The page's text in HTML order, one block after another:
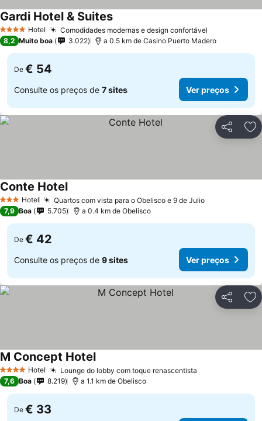
4 EstrelasHotel Comodidades modernas e design confortável
Gardi Hotel & Suites
8,2 Muito boa 3.022 a 0.5 km de Casino Puerto Madero
De € 54
Consulte os preços de 7 sites Ver preços
Partilhar
3 EstrelasHotel Quartos com vista para o Obelisco e 9 de Julio
Conte Hotel
7,9 Boa 5.705 a 0.4 km de Obelisco
De € 42
Consulte os preços de 9 sites Ver preços
Partilhar
4 EstrelasHotel Lounge do lobby com toque renascentista
M Concept Hotel
7,6 Boa 8.219 a 1.1 km de Obelisco
De € 33